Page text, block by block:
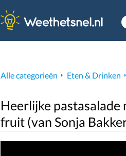
Alle categorieën Eten & Drinken
Heerlijke
fruit (van Sonja